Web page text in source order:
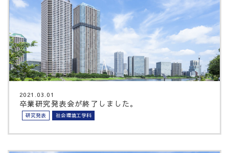
2021.03.01
卒業研究発表会が終了しました。
研究発表 社会環境工学科